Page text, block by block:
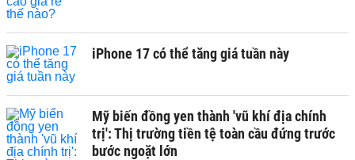
iPhone 17 có thể tăng giá tuần này
Mỹ biến đồng yen thành 'vũ khí địa chính
trị': Thị trường tiền tệ toàn cầu đứng trước
bước ngoặt lớn